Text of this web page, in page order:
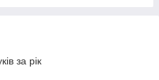
за рік